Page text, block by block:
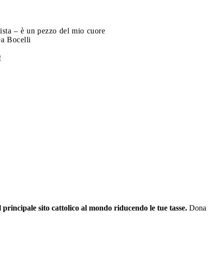
– è un pezzo del mio cuore
Bocelli
principale sito cattolico al mondo riducendo le tue tasse. Dona